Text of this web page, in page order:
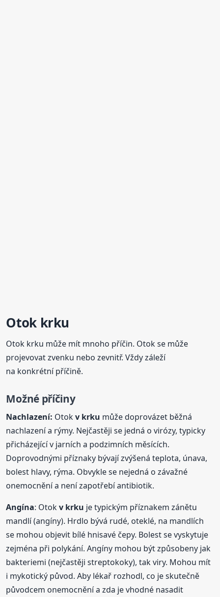
Otok krku
Otok krku může mít mnoho příčin. Otok se může
projevovat zvenku nebo zevnitř. Vždy záleží
na konkrétní příčině.
Možné příčiny
Nachlazení: Otokv krku může doprovázet běžná
nachlazení a rýmy. Nejčastěji se jedná o virózy, typicky
přicházející v jarních a podzimních měsících.
Doprovodnými příznaky bývají zvýšená teplota, únava,
bolest hlavy, rýma. Obvykle se nejedná o závažné
onemocnění a není zapotřebí antibiotik.
Angína: Otokv krku je typickým příznakem zánětu
mandlí (angíny). Hrdlo bývá rudé, oteklé, na mandlích
se mohou objevit bílé hnisavé čepy. Bolest se vyskytuje
zejména při polykání. Angíny mohou být způsobeny jak
bakteriemi (nejčastěji streptokoky), tak viry. Mohou mít
i mykotický původ. Aby lékař rozhodl, co je skutečně
původcem onemocnění a zda je vhodné nasadit